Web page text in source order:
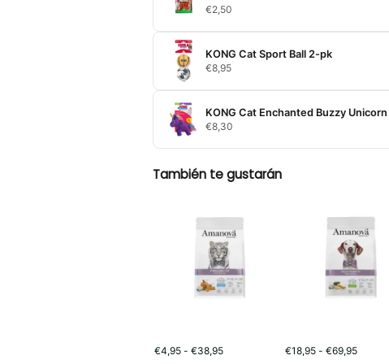
€2,50
KONG Cat Sport Ball 2-pk
€8,95
KONG Cat Enchanted Buzzy Unicorn
€8,30
También te gustarán
€4,95 - €38,95Rango
€18,95 - €69,95Rango